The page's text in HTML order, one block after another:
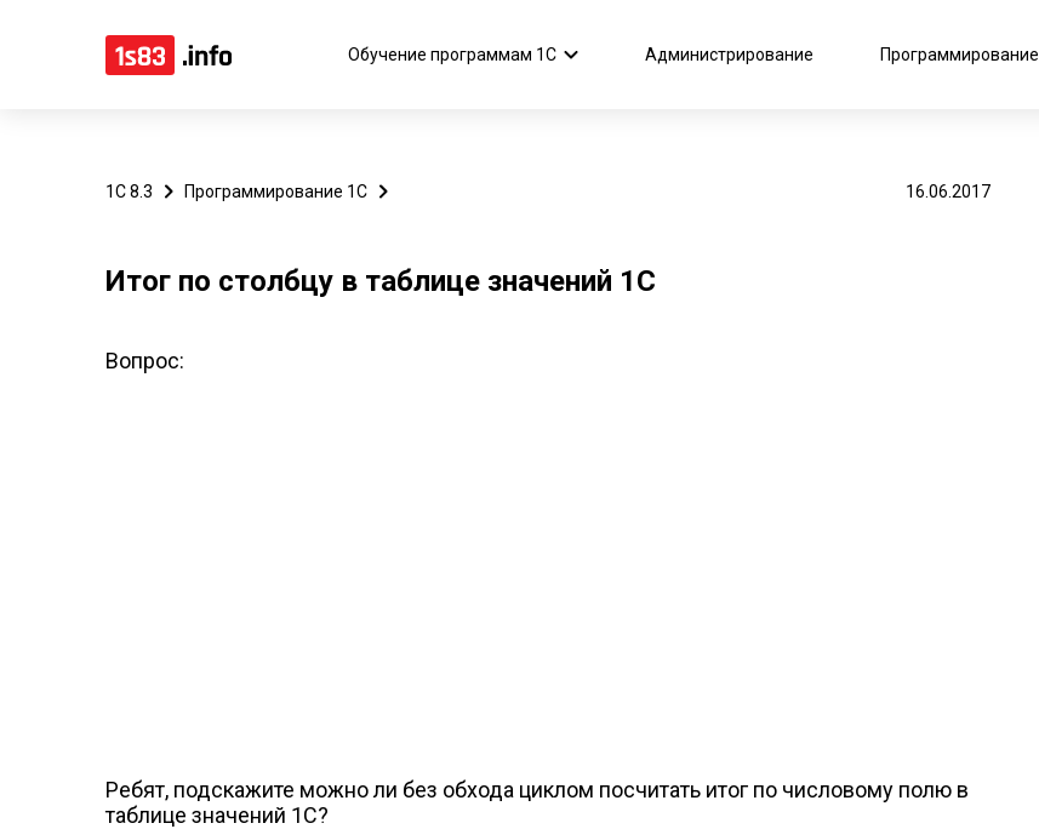
Обучение программам 1С Администрирование Программирование
1С 8.3 Программирование 1С 16.06.2017
Итог по столбцу в таблице значений 1С
Вопрос:
Ребят, подскажите можно ли без обхода циклом посчитать итог по числовому полю в
таблице значений 1С?